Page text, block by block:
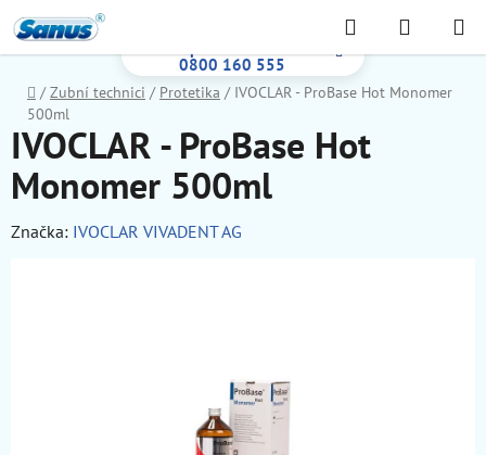
na
obsah
0800 160 555
Hľadať
KOŠÍK
Domov
/ Zubní technici / Protetika / IVOCLAR - ProBase Hot Monomer
500ml
IVOCLAR - ProBase Hot
Monomer 500ml
Značka: IVOCLAR VIVADENT AG